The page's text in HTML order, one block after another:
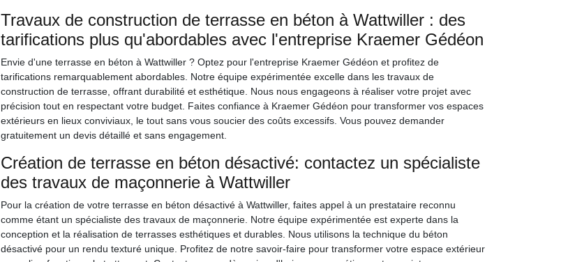
Travaux de construction de terrasse en béton à Wattwiller : des
tarifications plus qu'abordables avec l'entreprise Kraemer Gédéon
Envie d'une terrasse en béton à Wattwiller ? Optez pour l'entreprise Kraemer Gédéon et profitez de
tarifications remarquablement abordables. Notre équipe expérimentée excelle dans les travaux de
construction de terrasse, offrant durabilité et esthétique. Nous nous engageons à réaliser votre projet avec
précision tout en respectant votre budget. Faites confiance à Kraemer Gédéon pour transformer vos espaces
extérieurs en lieux conviviaux, le tout sans vous soucier des coûts excessifs. Vous pouvez demander
gratuitement un devis détaillé et sans engagement.
Création de terrasse en béton désactivé: contactez un spécialiste
des travaux de maçonnerie à Wattwiller
Pour la création de votre terrasse en béton désactivé à Wattwiller, faites appel à un prestataire reconnu
comme étant un spécialiste des travaux de maçonnerie. Notre équipe expérimentée est experte dans la
conception et la réalisation de terrasses esthétiques et durables. Nous utilisons la technique du béton
désactivé pour un rendu texturé unique. Profitez de notre savoir-faire pour transformer votre espace extérieur